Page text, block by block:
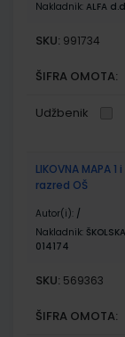
Nakladnik: ALFA
SKU: 991734
ŠIFRA OMOTA:
Udžbenik
LIKOVNA MAPA
razred OŠ
Autor(i): /
Nakladnik:
014174
SKU: 569363
ŠIFRA OMOTA: